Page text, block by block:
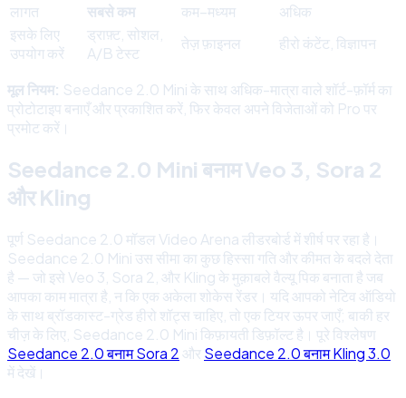
लागत
सबसे कम कम–मध्यम
अधिक
इसके लिए
उपयोग करें
ड्राफ़्ट, सोशल,
A/B टेस्ट
तेज़ फ़ाइनल हीरो कंटेंट, विज्ञापन
मूल नियम: Seedance 2.0 Mini के साथ अधिक-मात्रा वाले शॉर्ट-फ़ॉर्म का
प्रोटोटाइप बनाएँ और प्रकाशित करें, फिर केवल अपने विजेताओं को Pro पर
प्रमोट करें।
Seedance 2.0 Mini बनाम Veo 3, Sora 2
और Kling
पूर्ण Seedance 2.0 मॉडल Video Arena लीडरबोर्ड में शीर्ष पर रहा है।
Seedance 2.0 Mini उस सीमा का कुछ हिस्सा गति और कीमत के बदले देता
है — जो इसे Veo 3, Sora 2, और Kling के मुक़ाबले वैल्यू पिक बनाता है जब
आपका काम मात्रा है, न कि एक अकेला शोकेस रेंडर। यदि आपको नेटिव ऑडियो
के साथ ब्रॉडकास्ट-ग्रेड हीरो शॉट्स चाहिए, तो एक टियर ऊपर जाएँ; बाकी हर
चीज़ के लिए, Seedance 2.0 Mini किफ़ायती डिफ़ॉल्ट है। पूरे विश्लेषण
Seedance 2.0 बनाम Sora 2 औरSeedance 2.0 बनाम Kling 3.0
में देखें।